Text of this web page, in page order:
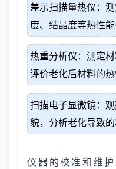
差示扫描量热仪：
度、结晶度等热性能
热重分析仪：测定
评价老化后材料的热
扫描电子显微镜：
貌，分析老化导致
仪器的校准和维